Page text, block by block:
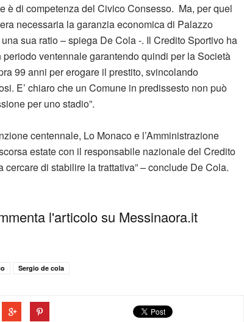
è di competenza del Civico Consesso. Ma, per quel
necessaria la garanzia economica di Palazzo
sua ratio – spiega De Cola -. Il Credito Sportivo ha
ventennale garantendo quindi per la Società
99 anni per erogare il prestito, svincolando
E’ chiaro che un Comune in predissesto non può
per uno stadio”.
centennale, Lo Monaco e l’Amministrazione
estate con il responsabile nazionale del Credito
cercare di stabilire la trattativa” – conclude De Cola.
l'articolo su Messinaora.it
Sergio de cola